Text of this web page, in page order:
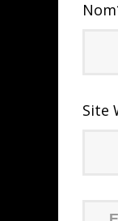
Nom
Site